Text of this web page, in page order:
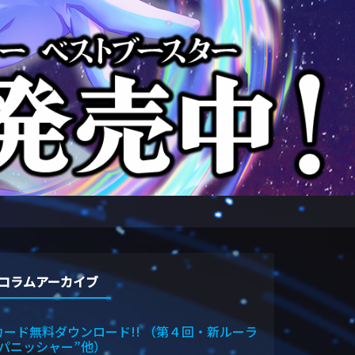
ラムアーカイブ
ード無料ダウンロード!! （第４回・新ルーラ
ニッシャー”他）